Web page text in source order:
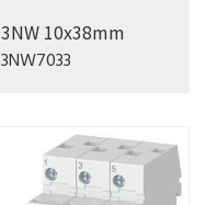
3NW 10x38mm
3NW7033